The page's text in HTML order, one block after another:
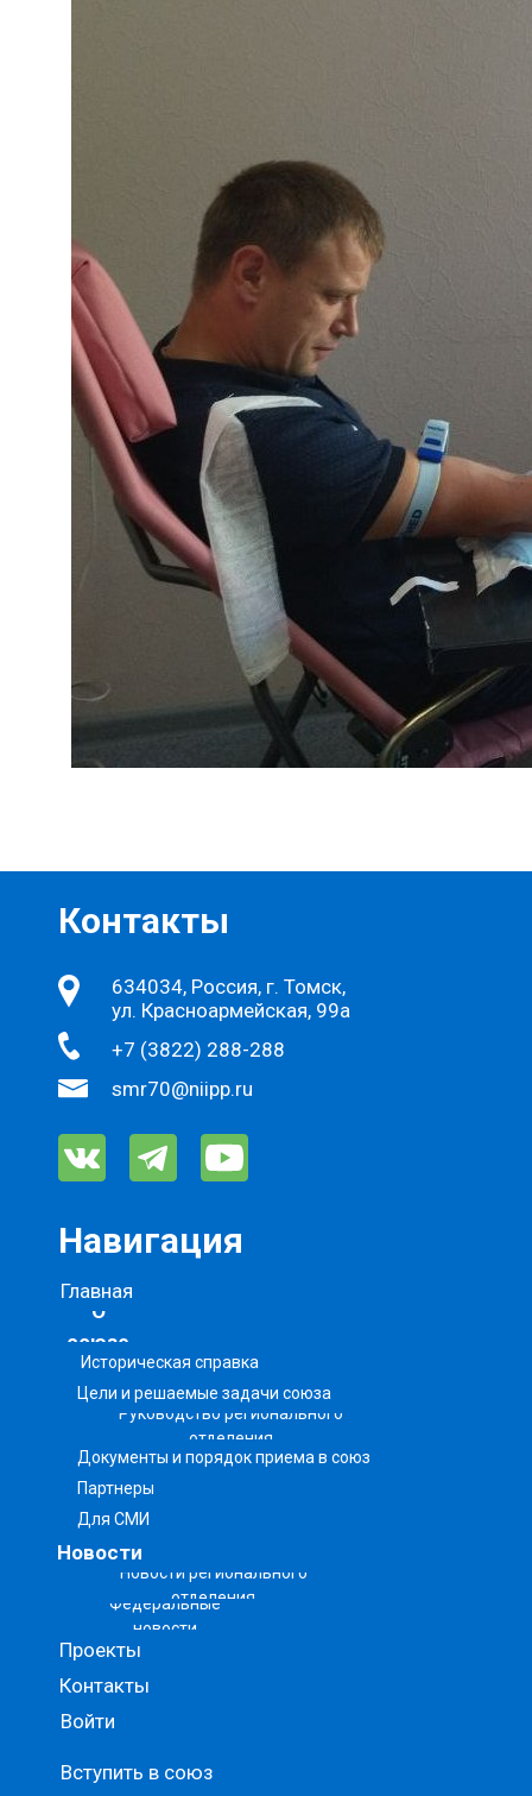
634034, Россия, г. Томск,
ул. Красноармейская, 99а
+7 (3822) 288-288
smr70@niipp.ru
Контакты
О
союзе
Новости
Проекты
Контакты
Навигация
Главная
Войти
Вступить в союз
Историческая справка
Цели и решаемые задачи союза
Руководство регионального
отделения
Документы и порядок приема в союз
Партнеры
Для СМИ
Новости регионального
отделения
Федеральные
новости